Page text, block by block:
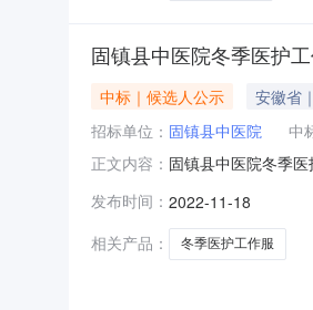
固镇县中医院冬季医护
中标｜候选人公示 安徽省
招标单位： 固镇县中医院 中
正文内容： 固镇县中医院冬季
知后20日内供货完
亲自递交
发布时间： 2022-11-18
相关产品：
冬季医护工作服